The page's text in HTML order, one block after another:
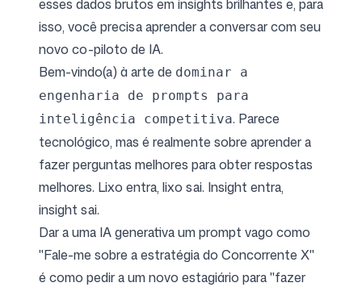
esses dados brutos em insights brilhantes e, para
isso, você precisa aprender a conversar com seu
novo co-piloto de IA.
Bem-vindo(a) à arte de dominar a
engenharia de prompts para
inteligência competitiva. Parece
tecnológico, mas é realmente sobre aprender a
fazer perguntas melhores para obter respostas
melhores. Lixo entra, lixo sai. Insight entra,
insight sai.
Dar a uma IA generativa um prompt vago como
"Fale-me sobre a estratégia do Concorrente X"
é como pedir a um novo estagiário para "fazer